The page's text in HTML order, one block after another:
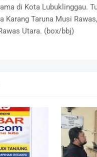
di Kota Lubuklinggau.
Karang Taruna Musi
Utara. (box/bbj)